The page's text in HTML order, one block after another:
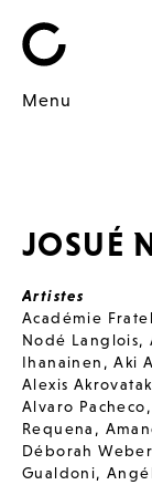
Menu
JOSUÉ
Artistes
Académie
Nodé Langlois,
Ihanainen ,Aki
Alexis
Alvaro Pacheco
Requena ,
Déborah Weber
Gualdoni,